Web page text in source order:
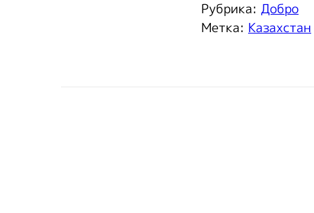
Рубрика: Добро
Метка: Казахстан